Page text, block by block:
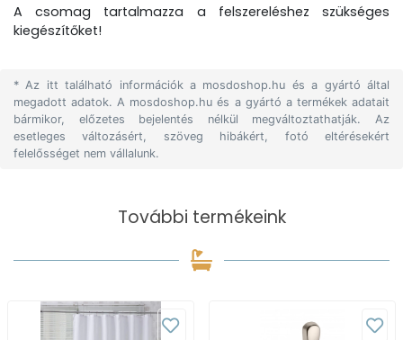
A csomag tartalmazza a felszereléshez szükséges
kiegészítőket!
* Az itt található információk a mosdoshop.hu és a gyártó által
megadott adatok. A mosdoshop.hu és a gyártó a termékek adatait
bármikor, előzetes bejelentés nélkül megváltoztathatják. Az
esetleges változásért, szöveg hibákért, fotó eltérésekért
felelősséget nem vállalunk.
További termékeink